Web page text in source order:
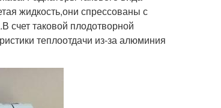
жидкость,они спрессованы с
таковой плодотворной
теплоотдачи из-за алюминия